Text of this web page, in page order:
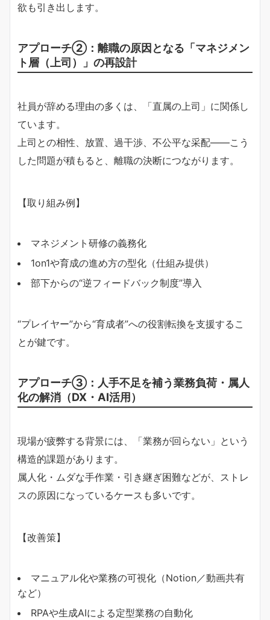
欲も引き出します。
アプローチ②：離職の原因となる「マネジメン
ト層（上司）」の再設計
社員が辞める理由の多くは、「直属の上司」に関係し
ています。
上司との相性、放置、過干渉、不公平な采配——こう
した問題が積もると、離職の決断につながります。
【取り組み例】
マネジメント研修の義務化
1on1や育成の進め方の型化（仕組み提供）
部下からの“逆フィードバック制度”導入
“プレイヤー”から“育成者”への役割転換を支援するこ
とが鍵です。
アプローチ③：人手不足を補う業務負荷・属人
化の解消（DX・AI活用）
現場が疲弊する背景には、「業務が回らない」という
構造的課題があります。
属人化・ムダな手作業・引き継ぎ困難などが、ストレ
スの原因になっているケースも多いです。
【改善策】
マニュアル化や業務の可視化（Notion／動画共有
など）
RPAや生成AIによる定型業務の自動化